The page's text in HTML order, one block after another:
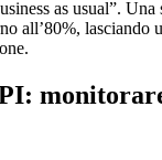
as usual”. Una
all’80%, lasciando